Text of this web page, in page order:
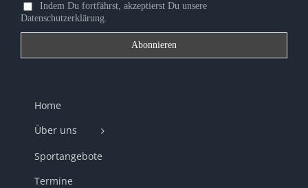
Indem Du fortfährst, akzeptierst Du unsere
Datenschutzerklärung.
Home
Über uns
Sportangebote
Termine